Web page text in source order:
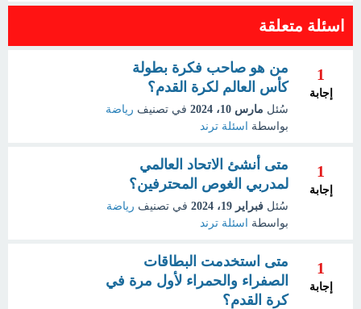
اسئلة متعلقة
1
إجابة
من هو صاحب فكرة بطولة
كأس العالم لكرة القدم؟
سُئل مارس 10، 2024 في تصنيف رياضة
بواسطة اسئلة ترند
1
إجابة
متى أنشئ الاتحاد العالمي
لمدربي الغوص المحترفين؟
سُئل فبراير 19، 2024 في تصنيف رياضة
بواسطة اسئلة ترند
1
إجابة
متى استخدمت البطاقات
الصفراء والحمراء لأول مرة في
كرة القدم؟